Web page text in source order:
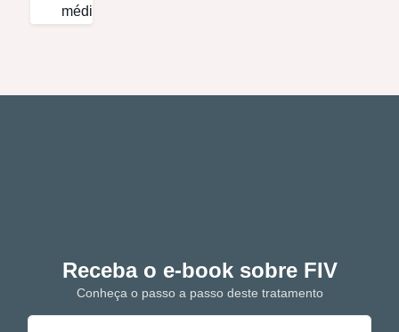
médica
Receba o e-book sobre FIV
Conheça o passo a passo deste tratamento
N